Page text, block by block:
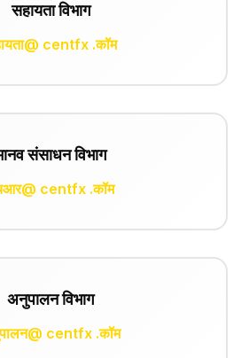
सहायता विभाग
centfx .कॉम
संसाधन विभाग
centfx .कॉम
अनुपालन विभाग
centfx .कॉम